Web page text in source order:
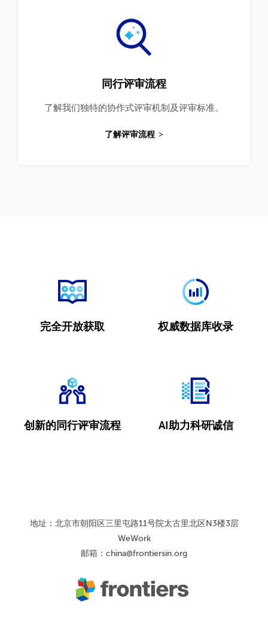
同行评审流程
了解我们独特的协作式评审机制及评审标准。
了解评审流程
完全开放获取 权威数据库收录
创新的同行评审流程 AI助力科研诚信
地址：北京市朝阳区三里屯路11号院太古里北区N3楼3层
WeWork
邮箱： china@frontiersin.org